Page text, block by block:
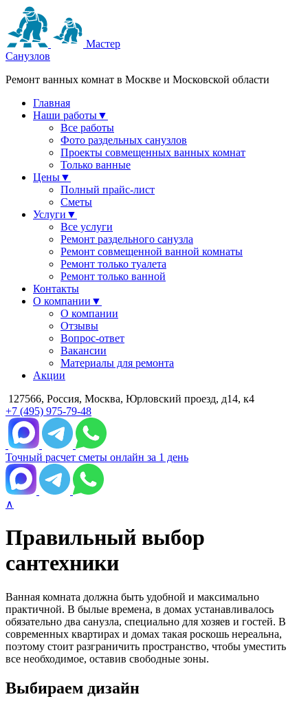
Мастер
Санузлов
Ремонт ванных комнат в Москве и Московской области
Главная
Наши работы▼
Все работы
Фото раздельных санузлов
Проекты совмещенных ванных комнат
Только ванные
Цены▼
Полный прайс-лист
Сметы
Услуги ▼
Все услуги
Ремонт раздельного санузла
Ремонт совмещенной ванной комнаты
Ремонт только туалета
Ремонт только ванной
Контакты
О компании ▼
О компании
Отзывы
Вопрос-ответ
Вакансии
Материалы для ремонта
Акции
127566, Россия, Москва, Юрловский проезд, д14, к4
+7 (495) 975-79-48
Точный расчет сметы онлайн за 1 день
∧
Правильный выбор
сантехники
Ванная комната должна быть удобной и максимально
практичной. В былые времена, в домах устанавливалось
обязательно два санузла, специально для хозяев и гостей. В
современных квартирах и домах такая роскошь нереальна,
поэтому стоит разграничить пространство, чтобы уместить
все необходимое, оставив свободные зоны.
Выбираем дизайн